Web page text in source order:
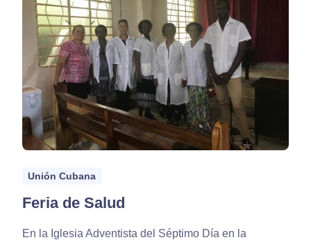
Unión Cubana
Feria de Salud
En la Iglesia Adventista del Séptimo Día en la